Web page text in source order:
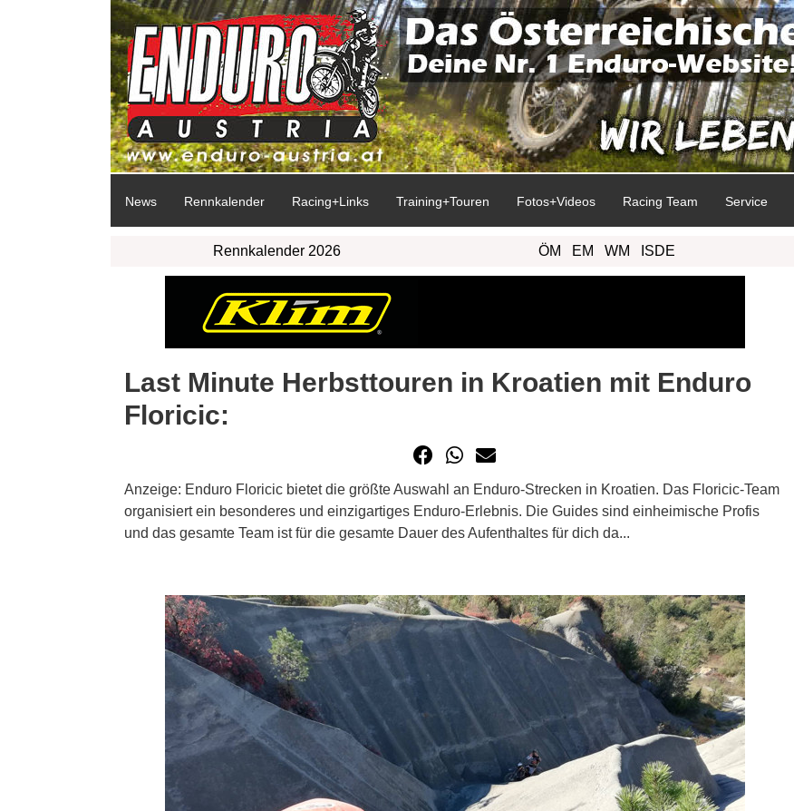
News Rennkalender Racing+Links Training+Touren Fotos+Videos Racing Team Service
Rennkalender 2026 ÖM EM WM ISDE
Last Minute Herbsttouren in Kroatien mit Enduro
Floricic:
Anzeige: Enduro Floricic bietet die größte Auswahl an Enduro-Strecken in Kroatien. Das Floricic-Team
organisiert ein besonderes und einzigartiges Enduro-Erlebnis. Die Guides sind einheimische Profis
und das gesamte Team ist für die gesamte Dauer des Aufenthaltes für dich da...